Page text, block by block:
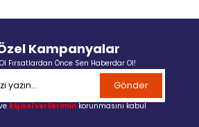
Kampanyalar
Fırsatlardan Önce Sen Haberdar Ol!
Gönder
kişisel verilerimin korunmasını kabul